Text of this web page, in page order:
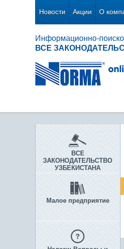
Новости Акции О
Информационно-
ВСЕ
ВСЕ
ЗАКОНОДАТЕЛЬСТВО
УЗБЕКИСТАНА
Малое предприятие